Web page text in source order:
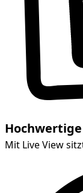
Mit Live View